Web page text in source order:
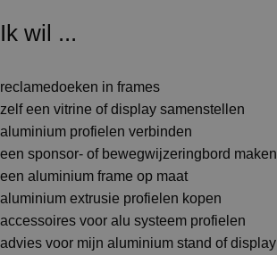
Ik wil ...
reclamedoeken in frames
zelf een vitrine of display samenstellen
aluminium profielen verbinden
een sponsor- of bewegwijzeringbord maken
een aluminium frame op maat
aluminium extrusie profielen kopen
accessoires voor alu systeem profielen
advies voor mijn aluminium stand of display